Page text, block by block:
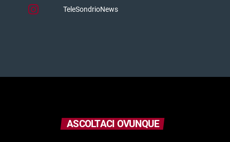
TeleSondrioNews
ASCOLTACI OVUNQUE